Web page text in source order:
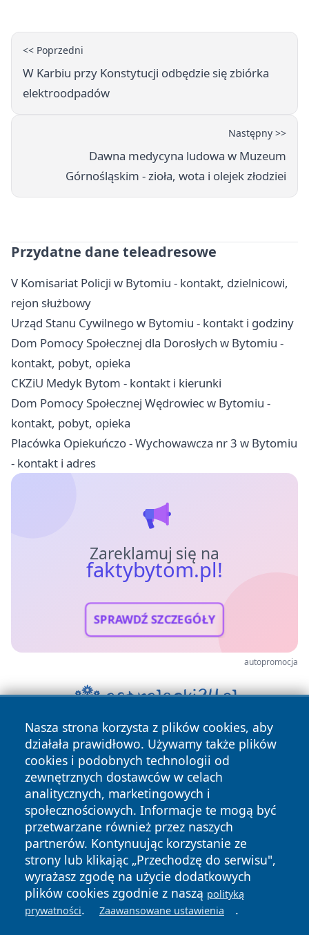
<< Poprzedni
W Karbiu przy Konstytucji odbędzie się zbiórka
elektroodpadów
Następny >>
Dawna medycyna ludowa w Muzeum
Górnośląskim - zioła, wota i olejek złodziei
Przydatne dane teleadresowe
V Komisariat Policji w Bytomiu - kontakt, dzielnicowi,
rejon służbowy
Urząd Stanu Cywilnego w Bytomiu - kontakt i godziny
Dom Pomocy Społecznej dla Dorosłych w Bytomiu -
kontakt, pobyt, opieka
CKZiU Medyk Bytom - kontakt i kierunki
Dom Pomocy Społecznej Wędrowiec w Bytomiu -
kontakt, pobyt, opieka
Placówka Opiekuńczo - Wychowawcza nr 3 w Bytomiu
- kontakt i adres
Zareklamuj się na
faktybytom.pl!
SPRAWDŹ SZCZEGÓŁY
autopromocja
Nasza strona korzysta z plików cookies, aby
działała prawidłowo. Używamy także plików
cookies i podobnych technologii od
zewnętrznych dostawców w celach
analitycznych, marketingowych i
społecznościowych. Informacje te mogą być
przetwarzane również przez naszych
partnerów. Kontynuując korzystanie ze
strony lub klikając „Przechodzę do serwisu",
wyrażasz zgodę na użycie dodatkowych
plików cookies zgodnie z naszą polityką
prywatności. Zaawansowane ustawienia .
Copyright © 2026 faktybytom.pl Wszystkie prawa zastrzeżone.
News Autorzy
Polityka
Prywatności
Polityka
Cookies